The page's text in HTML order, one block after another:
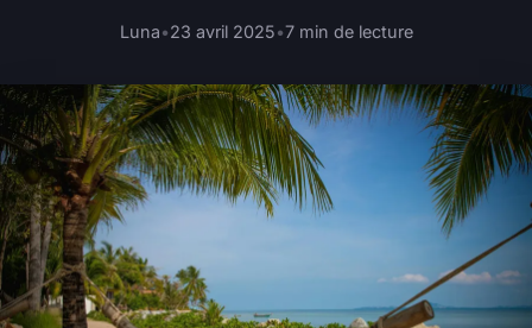
Luna•23 avril 2025•7 min de lecture